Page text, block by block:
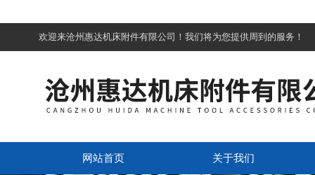
欢迎来沧州惠达机床附件有限公司！我们将为您提供周到的服务！
网站首页 关于我们